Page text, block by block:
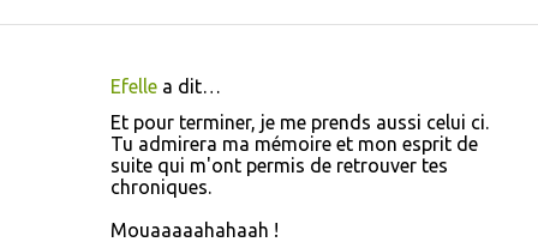
Efelle a dit…
Et pour terminer, je me prends aussi celui ci.
Tu admirera ma mémoire et mon esprit de
suite qui m'ont permis de retrouver tes
chroniques.
Mouaaaaahahaah !